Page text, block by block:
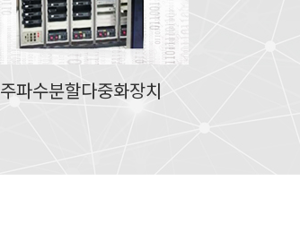
주파수분할다중화장치